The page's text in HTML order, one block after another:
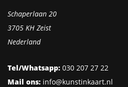
Schaperlaan 20
3705 KH Zeist
Nederland
Tel/Whatsapp: 030 207 27 22
Mail ons: info@kunstinkaart.nl